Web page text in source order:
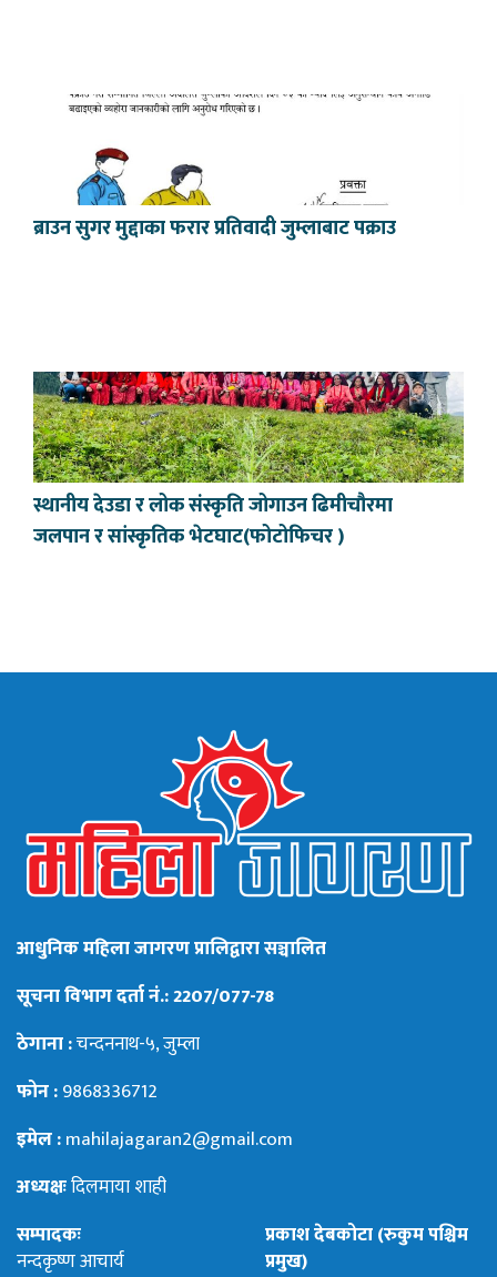
ब्राउन सुगर मुद्दाका फरार प्रतिवादी जुम्लाबाट पक्राउ
स्थानीय देउडा र लोक संस्कृति जोगाउन ढिमीचौरमा
जलपान र सांस्कृतिक भेटघाट(फोटोफिचर )
आधुनिक महिला जागरण प्रालिद्वारा सञ्चालित
सूचना विभाग दर्ता नं.: 2207/077-78
ठेगाना :चन्दननाथ-५, जुम्ला
फोन :9868336712
इमेल :mahilajagaran2@gmail.com
अध्यक्षःदिलमाया शाही
सम्पादकः
नन्दकृष्ण आचार्य
प्रकाश देबकोटा (रुकुम पश्चिम
प्रमुख)